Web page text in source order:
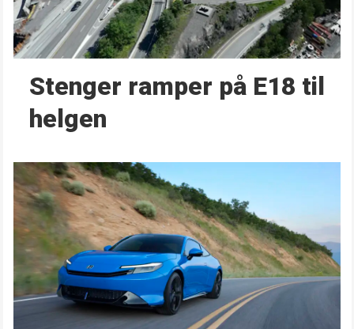
Stenger ramper på E18 til
helgen